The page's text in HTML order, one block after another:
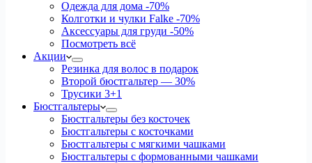
Одежда для дома -70%
Колготки и чулки Falke -70%
Аксессуары для груди -50%
Посмотреть всё
Акции
Резинка для волос в подарок
Второй бюстгальтер — 30%
Трусики 3+1
Бюстгальтеры
Бюстгальтеры без косточек
Бюстгальтеры с косточками
Бюстгальтеры с мягкими чашками
Бюстгальтеры с формованными чашками